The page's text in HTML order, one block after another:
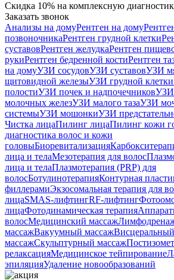
Скидка 10% на комплексную
Заказать звонок
Анализы на домуРентген на дому
позвоночникаРентген грудной клетки
суставовРентген желудкаРентген
рукиРентген бедренной костиРентген
на домуУЗИ сосудовУЗИ суставовУЗИ
щитовидной железыУЗИ грудной клетки
полостиУЗИ почек и надпочечниковУЗИ
молочных железУЗИ малого тазаУЗИ
системыУЗИ мошонкиУЗИ
Чистка лицаПилинг лицаПилинг кожи
диагностика волос и кожи
головыБиоревитализация
лица и телаМезотерапия для волос
лица и телаПлазмотерапия (PRP) для
волосБотулинотерапияКонтурная
филлерамиЭкзосомальная терапия для
лицаSMAS-лифтингRF-лифтинг
лицаФотодинамическая терапия
волосМедицинский массаж
массажВакуумный массажВисцеральный
массажСкульптурный массаж
релаксацияМедицинское тейпирование
эпиляцияУдаление новообразований